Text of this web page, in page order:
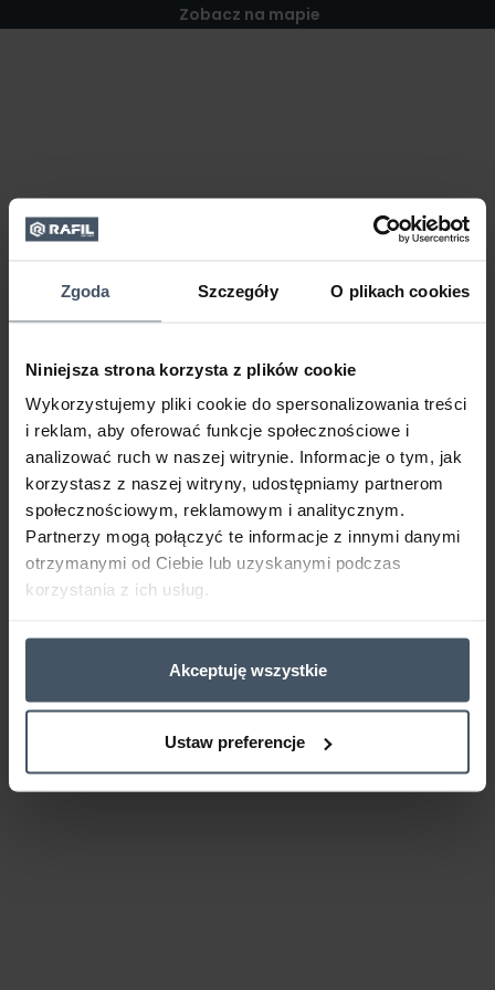
Zgoda Szczegóły O plikach cookies
Niniejsza strona korzysta z plików cookie
Wykorzystujemy pliki cookie do spersonalizowania treści
i reklam, aby oferować funkcje społecznościowe i
analizować ruch w naszej witrynie. Informacje o tym, jak
korzystasz z naszej witryny, udostępniamy partnerom
społecznościowym, reklamowym i analitycznym.
Partnerzy mogą połączyć te informacje z innymi danymi
otrzymanymi od Ciebie lub uzyskanymi podczas
korzystania z ich usług.
Akceptuję wszystkie
Ustaw preferencje
Zobacz na mapie